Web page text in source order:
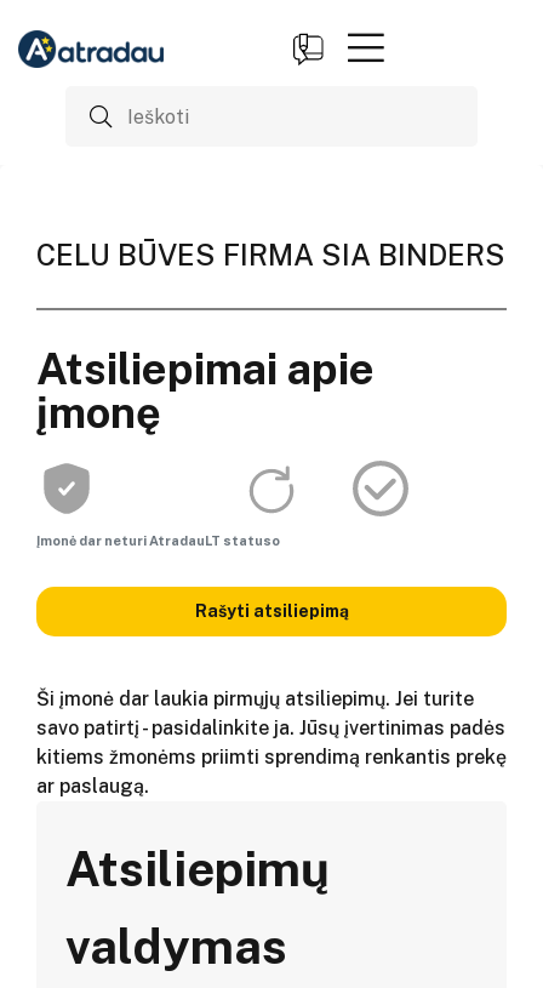
CELU BŪVES FIRMA SIA BINDERS
Atsiliepimai apie
įmonę
Įmonė dar neturi AtradauLT statuso
Rašyti atsiliepimą
Ši įmonė dar laukia pirmųjų atsiliepimų. Jei turite
savo patirtį - pasidalinkite ja. Jūsų įvertinimas padės
kitiems žmonėms priimti sprendimą renkantis prekę
ar paslaugą.
Atsiliepimų
valdymas